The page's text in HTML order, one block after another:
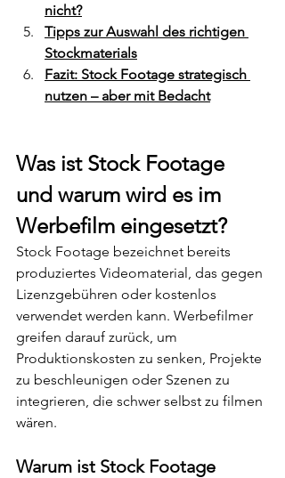
nicht?
Tipps zur Auswahl des richtigen
Stockmaterials
Fazit: Stock Footage strategisch
nutzen – aber mit Bedacht
Was ist Stock Footage
und warum wird es im
Werbefilm eingesetzt?
Stock Footage bezeichnet bereits
produziertes Videomaterial, das gegen
Lizenzgebühren oder kostenlos
verwendet werden kann. Werbefilmer
greifen darauf zurück, um
Produktionskosten zu senken, Projekte
zu beschleunigen oder Szenen zu
integrieren, die schwer selbst zu filmen
wären.
Warum ist Stock Footage